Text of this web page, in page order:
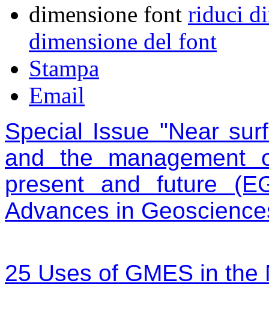
dimensione font riduci
dimensione del font
Stampa
Email
Special Issue "Near
and the management
present and future
Advances in
25 Uses of GMES in the